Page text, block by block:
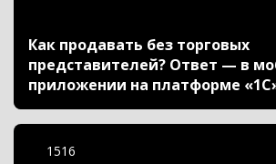
Как продавать без торговых
представителей? Ответ — в
приложении на платформе
1516